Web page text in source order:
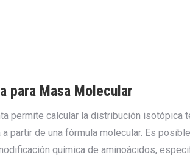
para Masa Molecular
permite calcular la distribución isotópica
partir de una fórmula molecular. Es
química de aminoácidos,